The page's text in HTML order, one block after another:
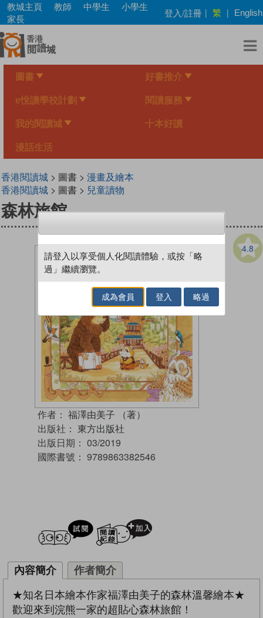
Skip
main
content
教城主頁 教師 中學生
小學生
家長
登入/註冊 | 繁 | English
圖書 好書推介
e悅讀學校計劃 閱讀服務
我的閱讀城 十本好讀
漫話生活
香港閱讀城> 圖書 > 漫畫及繪本
香港閱讀城> 圖書 > 兒童讀物
森林旅館
4.8
作者： 福澤由美子 （著）
出版社： 東方出版社
出版日期： 03/2019
國際書號： 9789863382546
試閲
內容簡介 作者簡介
★知名日本繪本作家福澤由美子的森林溫馨繪本★
歡迎來到浣熊一家的超貼心森林旅館！
請登入以享受個人化閱讀體驗，或按「略
過」繼續瀏覽。
成為會員 登入 略過